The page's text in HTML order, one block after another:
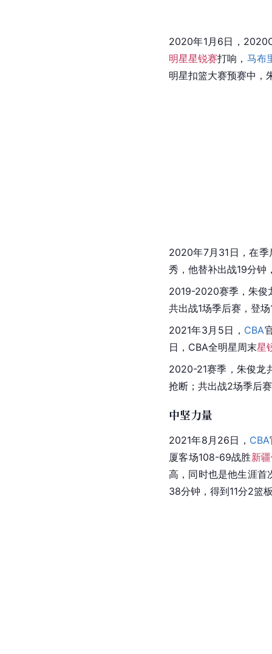
2020年1月6日，
明星星锐赛打响， 马布
明星扣篮大赛预赛中，
2020年7月31日，在季
秀，他替补出战19分
2019-2020赛季，朱俊
共出战1场季后赛，登
2021年3月5日， CBA
日，CBA全明星周末星
2020-21赛季，朱俊龙
抢断；共出战2场季后
中坚力量
2021年8月26日， CBA
厦客场108-69战胜新
高，同时也是他生涯首
38分钟，得到11分2篮